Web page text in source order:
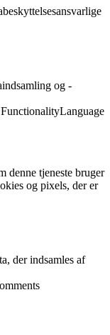
og -
Language
denne tjeneste bruger
og pixels, der er
der indsamles af